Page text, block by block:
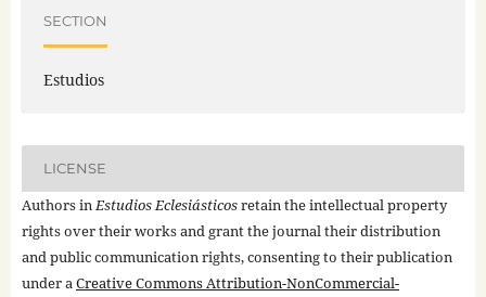
SECTION
Estudios
LICENSE
Authors inEstudios Eclesiásticosretain the intellectual property
rights over their works and grant the journal their distribution
and public communication rights, consenting to their publication
under aCreative Commons Attribution-NonCommercial-